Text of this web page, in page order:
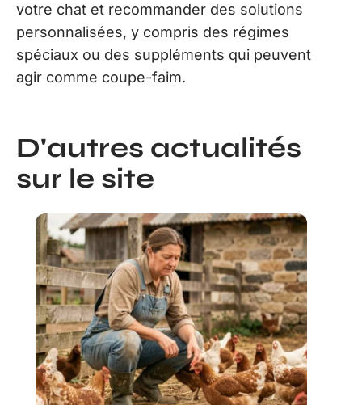
votre chat et recommander des solutions
personnalisées, y compris des régimes
spéciaux ou des suppléments qui peuvent
agir comme coupe-faim.
D'autres actualités
sur le site